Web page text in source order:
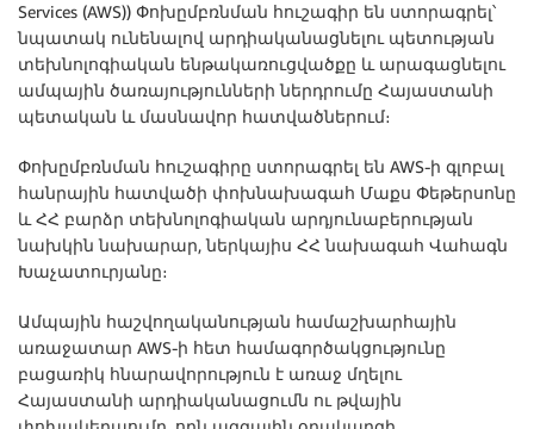
Services (AWS)) Փոխըմբռնման հուշագիր են ստորագրել՝
նպատակ ունենալով արդիականացնելու պետության
տեխնոլոգիական ենթակառուցվածքը և արագացնելու
ամպային ծառայությունների ներդրումը Հայաստանի
պետական և մասնավոր հատվածներում։
Փոխըմբռնման հուշագիրը ստորագրել են AWS-ի գլոբալ
հանրային հատվածի փոխնախագահ Մաքս Փեթերսոնը
և ՀՀ բարձր տեխնոլոգիական արդյունաբերության
նախկին նախարար, ներկայիս ՀՀ նախագահ Վահագն
Խաչատուրյանը։
Ամպային հաշվողականության համաշխարհային
առաջատար AWS-ի հետ համագործակցությունը
բացառիկ հնարավորություն է առաջ մղելու
Հայաստանի արդիականացումն ու թվային